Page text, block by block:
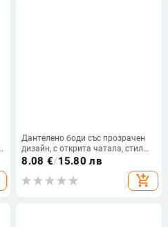
Дантелено боди със прозрачен
дизайн, с открита чатала, стил
джъмпсют, полиестерна материя
8.08 €/15.80 лв
add_shopping_cart